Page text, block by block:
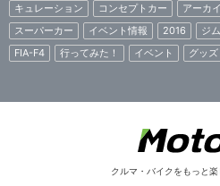
キュレーション
コンセプトカー アーカ
スーパーカー
イベント情報 2016 ジ
FIA-F4
行ってみた！ イベント グッズ
クルマ・バイクをもっと